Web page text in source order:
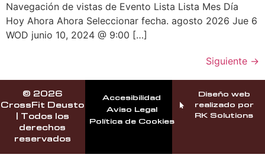
Navegación de vistas de Evento Lista Lista Mes Día
Hoy Ahora Ahora Seleccionar fecha. agosto 2026 Jue 6
WOD junio 10, 2024 @ 9:00 […]
Siguiente →
© 2026
CrossFit Deusto
| Todos los
derechos
reservados
Accesibilidad
Aviso Legal
Política de Cookies
Diseño web
realizado por
RK Solutions